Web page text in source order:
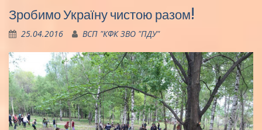
Зробимо Україну чистою разом!
25.04.2016 ВСП "КФК ЗВО "ПДУ"